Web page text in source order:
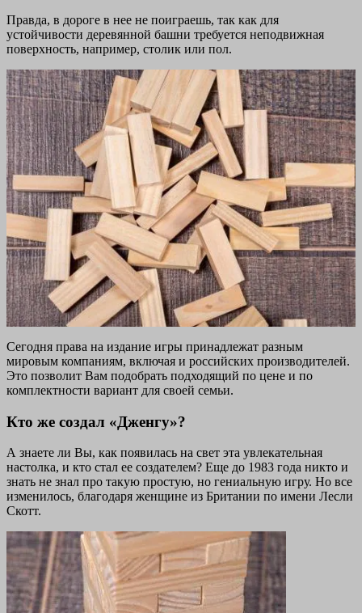
Правда, в дороге в нее не поиграешь, так как для
устойчивости деревянной башни требуется неподвижная
поверхность, например, столик или пол.
Сегодня права на издание игры принадлежат разным
мировым компаниям, включая и российских производителей.
Это позволит Вам подобрать подходящий по цене и по
комплектности вариант для своей семьи.
Кто же создал «Дженгу»?
А знаете ли Вы, как появилась на свет эта увлекательная
настолка, и кто стал ее создателем? Еще до 1983 года никто и
знать не знал про такую простую, но гениальную игру. Но все
изменилось, благодаря женщине из Британии по имени Лесли
Скотт.